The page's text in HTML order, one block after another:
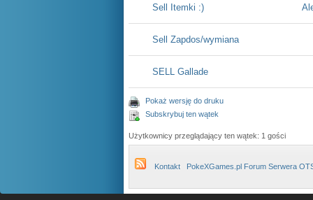
Sell Itemki :)
Sell Zapdos/wymiana
SELL Gallade
Pokaż wersję do druku
Subskrybuj ten wątek
Użytkownicy przeglądający ten wątek: 1 gości
Kontakt PokeXGames.pl Forum Serwera